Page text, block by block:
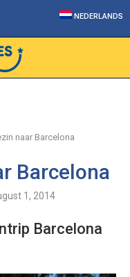
NEDERLANDS
naar Barcelona
Barcelona
1, 2014
Barcelona